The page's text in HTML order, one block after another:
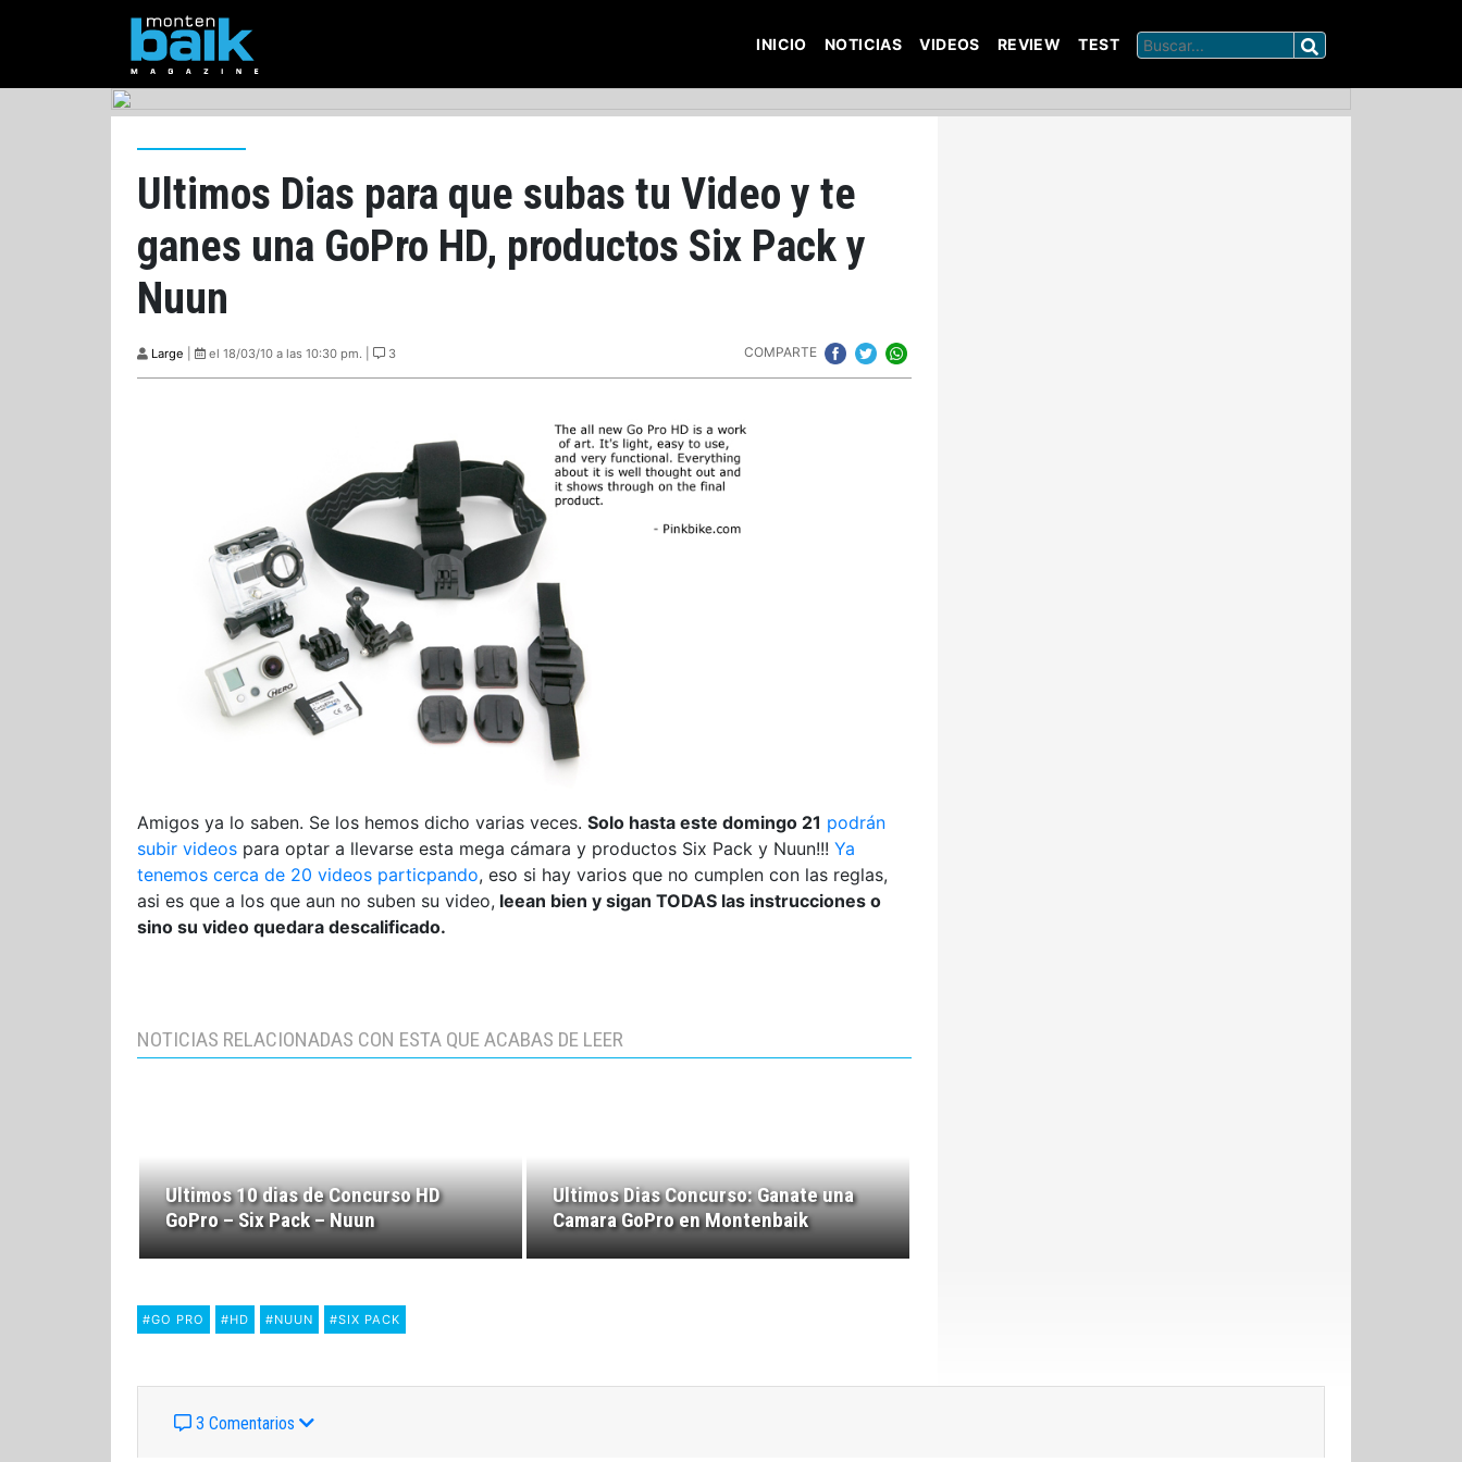
INICIO NOTICIAS VIDEOS REVIEW TEST
Ultimos Dias para que subas tu Video y te
ganes una GoPro HD, productos Six Pack y
Nuun
Large el 18/03/10 a las 10:30 pm. | 3 COMPARTE
Amigos ya lo saben. Se los hemos dicho varias veces. Solo hasta este domingo 21 podrán
subir videos para optar a llevarse esta mega cámara y productos Six Pack y Nuun!!! Ya
tenemos cerca de 20 videos particpando, eso si hay varios que no cumplen con las reglas,
asi es que a los que aun no suben su video, leean bien y sigan TODAS las instrucciones o
sino su video quedara descalificado.
NOTICIAS RELACIONADAS CON ESTA QUE ACABAS DE LEER
Ultimos 10 dias de Concurso HD
GoPro – Six Pack – Nuun
Ultimos Dias Concurso: Ganate una
Camara GoPro en Montenbaik
#GO PRO #HD #NUUN #SIX PACK
3 Comentarios